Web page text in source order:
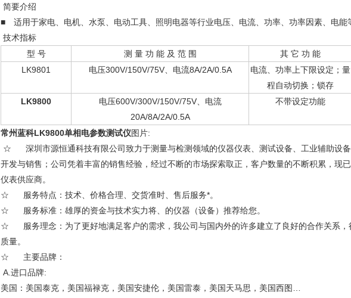
简要介绍
■ 适用于家电、电机、水泵、电动工具、照明电器等行业电压、电流、功率、功率因素、电能
技术指标
型 号
测 量 功 能 及 范 围
其 它 功 能
LK9801
电压300V/150V/75V、电流8A/2A/0.5A
电流、功率上下限设定；量
程自动切换；锁存
LK9800
电压600V/300V/150V/75V、电流
20A/8A/2A/0.5A
不带设定功能
常州蓝科LK9800单相电参数测试仪图片:
☆ 深圳市源恒通科技有限公司致力于测量与检测领域的仪器仪表、测试设备、工业辅助设
开发与销售；公司凭着丰富的销售经验，经过不断的市场探索取正，客户数量的不断积累，现
仪表供应商。
☆ 服务特点：技术、价格合理、交货准时、售后服务*。
☆ 服务标准：雄厚的资金与技术实力将、的仪器（设备）推荐给您。
☆ 服务理念：为了更好地满足客户的需求，我公司与国内外的许多建立了良好的合作关系，
质量。
☆ 主要品牌：
A.进口品牌:
美国：美国泰克，美国福禄克，美国安捷伦，美国雷泰，美国天马思，美国西图…